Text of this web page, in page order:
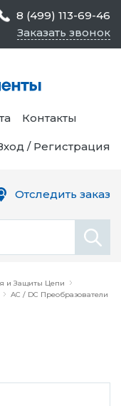
и Защиты Цепи
AC / DC Преобразователи
8 (499) 113-69-46
Заказать звонок
Контакты
/ Регистрация
Отследить заказ